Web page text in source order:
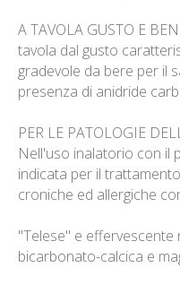
A TAVOLA GUSTO E
tavola dal gusto
gradevole da bere per il
presenza di anidride
PER LE PATOLOGIE
Nell'uso inalatorio con il
indicata per il
croniche ed allergiche
"Telese" e
bicarbonato-calcica e